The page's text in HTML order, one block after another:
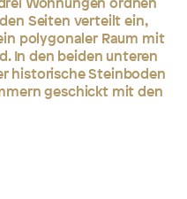
Seiten verteilt ein,
polygonaler Raum mit
In den beiden unteren
historische Steinboden
geschickt mit den